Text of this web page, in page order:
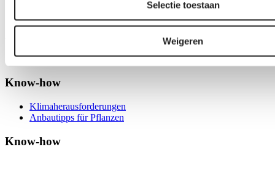
Selectie toestaan
Weigeren
Know-how
Klimaherausforderungen
Anbautipps für Pflanzen
Know-how